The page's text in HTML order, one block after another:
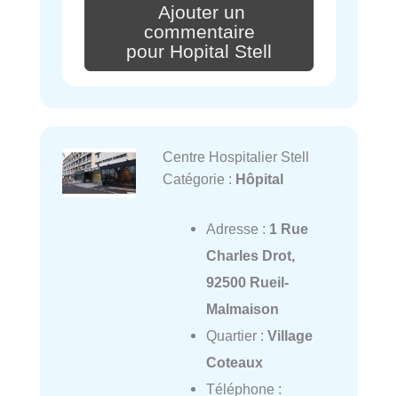
Ajouter un
commentaire
pour Hopital Stell
Centre Hospitalier Stell
Catégorie : Hôpital
Adresse : 1 Rue
Charles Drot,
92500 Rueil-
Malmaison
Quartier : Village
Coteaux
Téléphone :